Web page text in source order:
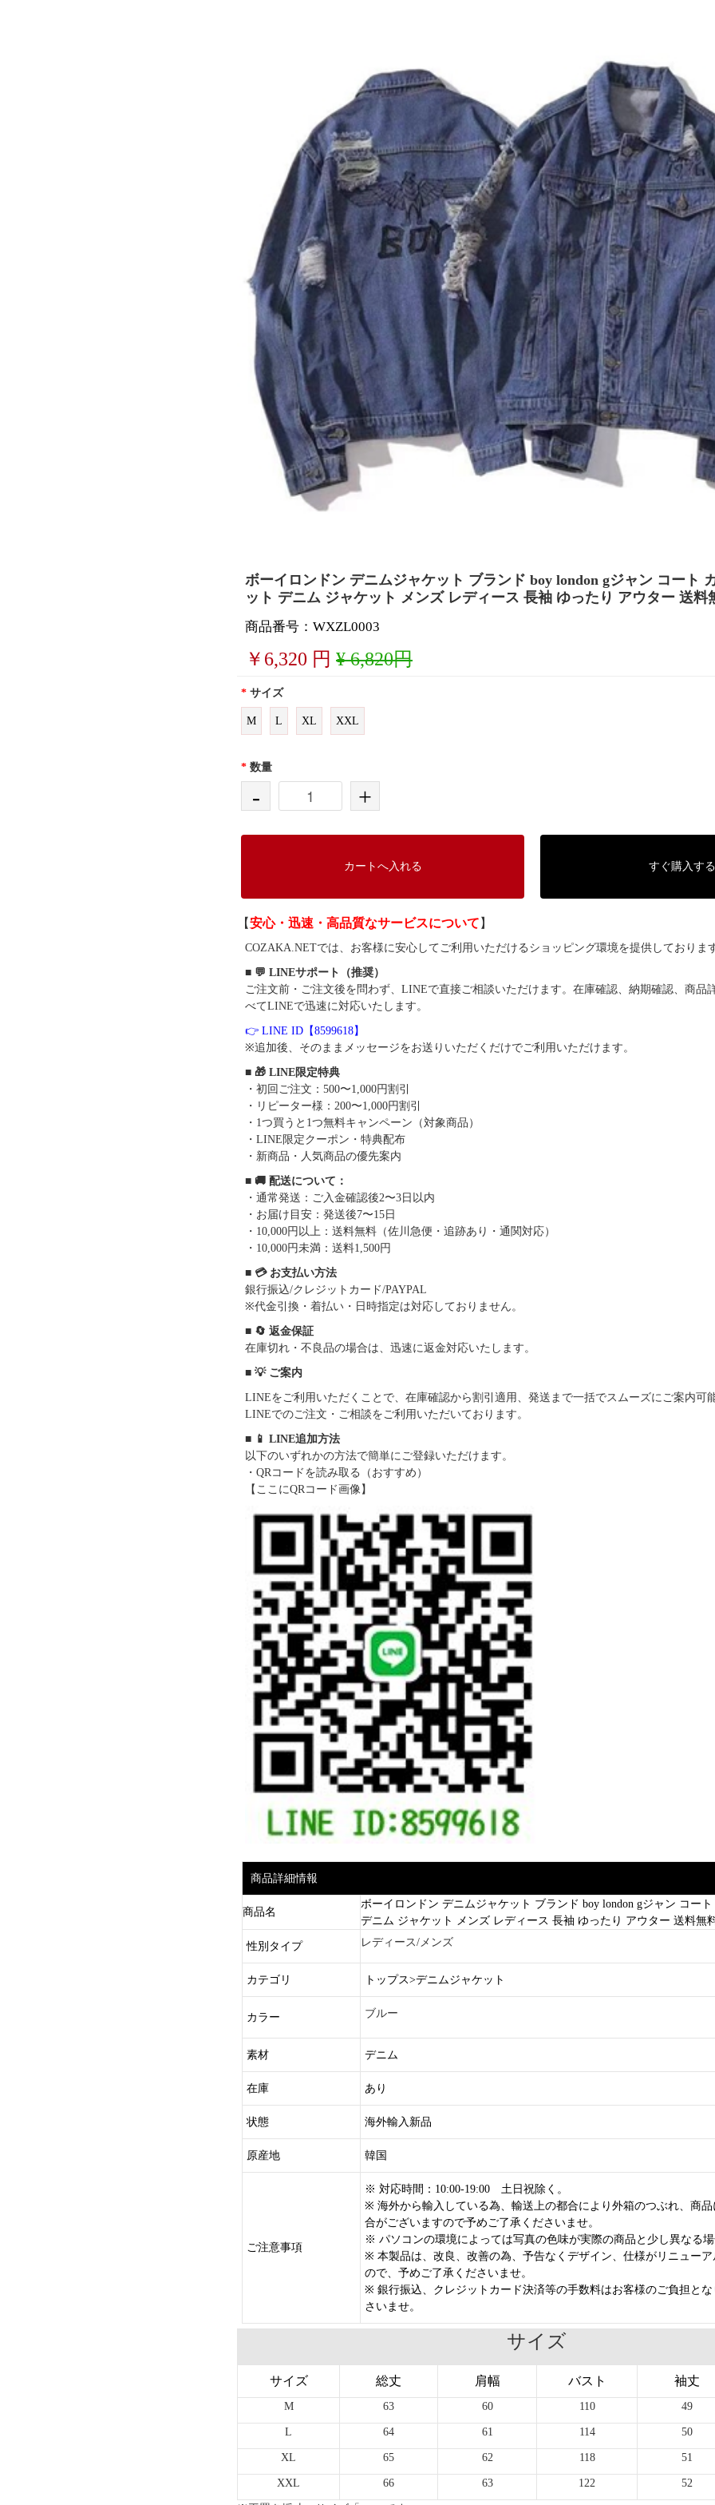
ボーイロンドン デニムジャケット ブランド boy london gジャン コート
ット デニム ジャケット メンズ レディース 長袖 ゆったり アウター 送料
商品番号：WXZL0003
￥ 6,320 円 ¥ 6,820円
* サイズ
M L XL XXL
* 数量
- +
カートへ入れる すぐ購入する
【安心・迅速・高品質なサービスについて 】
COZAKA.NETでは、お客様に安心してご利用いただけるショッピング環境を提供しておりま
■ 💬 LINEサポート（推奨）
ご注文前・ご注文後を問わず、LINEで直接ご相談いただけます。在庫確認、納期確認、商品
べてLINEで迅速に対応いたします。
👉 LINE ID【8599618】
※追加後、そのままメッセージをお送りいただくだけでご利用いただけます。
■ 🎁 LINE限定特典
・初回ご注文：500〜1,000円割引
・リピーター様：200〜1,000円割引
・1つ買うと1つ無料キャンペーン（対象商品）
・LINE限定クーポン・特典配布
・新商品・人気商品の優先案内
■ 🚚 配送について：
・通常発送：ご入金確認後2〜3日以内
・お届け目安：発送後7〜15日
・10,000円以上：送料無料（佐川急便・追跡あり・通関対応）
・10,000円未満：送料1,500円
■ 💳 お支払い方法
銀行振込/クレジットカード/PAYPAL
※代金引換・着払い・日時指定は対応しておりません。
■ 🔄 返金保証
在庫切れ・不良品の場合は、迅速に返金対応いたします。
■ 💡 ご案内
LINEをご利用いただくことで、在庫確認から割引適用、発送まで一括でスムーズにご案内可
LINEでのご注文・ご相談をご利用いただいております。
■ 📱 LINE追加方法
以下のいずれかの方法で簡単にご登録いただけます。
・QRコードを読み取る（おすすめ）
【ここにQRコード画像】
商品詳細情報
商品名
ボーイロンドン デニムジャケット ブランド boy london gジャン コー
デニム ジャケット メンズ レディース 長袖 ゆったり アウター 送料無料
性別タイプ レディース/メンズ
カテゴリ トップス>デニムジャケット
カラー ブルー
素材 デニム
在庫 あり
状態 海外輸入新品
原産地 韓国
ご注意事項
※ 対応時間：10:00-19:00 土日祝除く。
※ 海外から輸入している為、輸送上の都合により外箱のつぶれ、商
合がございますので予めご了承くださいませ。
※ パソコンの環境によっては写真の色味が実際の商品と少し異なる場
※ 本製品は、改良、改善の為、予告なくデザイン、仕様がリニュー
ので、予めご了承くださいませ。
※ 銀行振込、クレジットカード決済等の手数料はお客様のご負担と
さいませ。
サイズ
サイズ 総丈 肩幅 バスト 袖丈
M 63 60 110 49
L 64 61 114 50
XL 65 62 118 51
XXL 66 63 122 52